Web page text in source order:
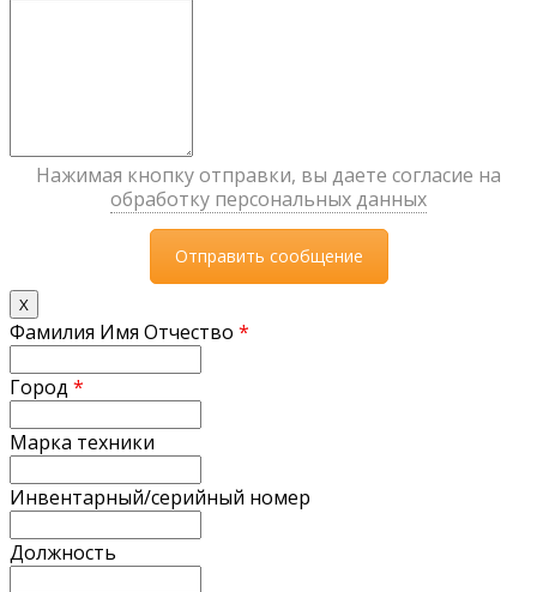
Нажимая кнопку отправки, вы даете согласие на
обработку персональных данных
X
Фамилия Имя Отчество *
Город *
Марка техники
Инвентарный/серийный номер
Должность